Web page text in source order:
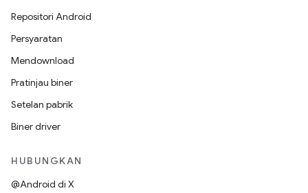
Repositori Android
Persyaratan
Mendownload
Pratinjau biner
Setelan pabrik
Biner driver
HUBUNGKAN
@Android di X